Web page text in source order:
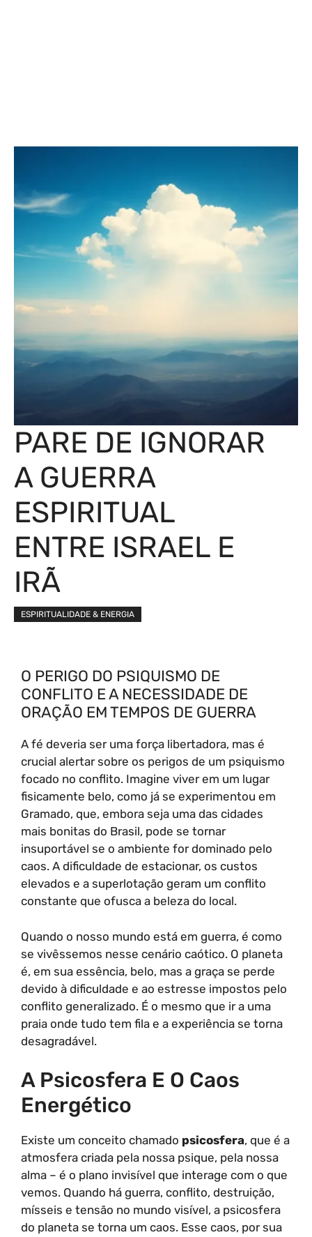
PARE DE IGNORAR
A GUERRA
ESPIRITUAL
ENTRE ISRAEL E
IRÃ
ESPIRITUALIDADE & ENERGIA
O PERIGO DO PSIQUISMO DE
CONFLITO E A NECESSIDADE DE
ORAÇÃO EM TEMPOS DE GUERRA
A fé deveria ser uma força libertadora, mas é
crucial alertar sobre os perigos de um psiquismo
focado no conflito. Imagine viver em um lugar
fisicamente belo, como já se experimentou em
Gramado, que, embora seja uma das cidades
mais bonitas do Brasil, pode se tornar
insuportável se o ambiente for dominado pelo
caos. A dificuldade de estacionar, os custos
elevados e a superlotação geram um conflito
constante que ofusca a beleza do local.
Quando o nosso mundo está em guerra, é como
se vivêssemos nesse cenário caótico. O planeta
é, em sua essência, belo, mas a graça se perde
devido à dificuldade e ao estresse impostos pelo
conflito generalizado. É o mesmo que ir a uma
praia onde tudo tem fila e a experiência se torna
desagradável.
A Psicosfera E O Caos
Energético
Existe um conceito chamado psicosfera, que é a
atmosfera criada pela nossa psique, pela nossa
alma – é o plano invisível que interage com o que
vemos. Quando há guerra, conflito, destruição,
mísseis e tensão no mundo visível, a psicosfera
do planeta se torna um caos. Esse caos, por sua